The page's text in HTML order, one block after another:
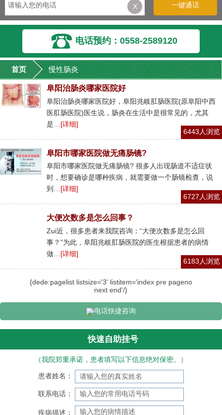
X 一键通话
电话预约：0558-2589120
首页 慢性肠炎
阜阳治肠炎哪家医院好
阜阳治肠炎哪家医院好，阜阳兆岐肛肠医院(原阜阳中西
医肛肠医院)医生说，肠炎在生活中是很常见的，尤其
是… [详细]
6443人浏览
阜阳市哪家医院做无痛肠镜?
阜阳市哪家医院做无痛肠镜? 很多人出现肠道不适症状
时，想要确诊是哪种疾病，就需要做一个肠镜检查，说
到…[详细]
6727人浏览
大便次数多是怎么回事？
Zui近，很多患者来我院咨询：“大便次数多是怎么回
事？”为此，阜阳兆岐肛肠医院的医生根据患者的病情
做… [详细]
6183人浏览
{dede:pagelist listsize='3' listitem='index pre pageno
next end'/}
电话快捷咨询
快速自助挂号
（我院郑重承诺，患者填写以下信息绝对保密。）
患者姓名：
联系电话：
疾病描述：